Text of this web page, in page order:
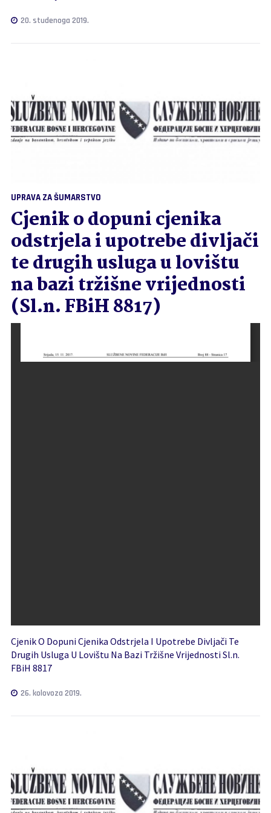
20. studenoga 2019.
UPRAVA ZA ŠUMARSTVO
Cjenik o dopuni cjenika
odstrjela i upotrebe divljači
te drugih usluga u lovištu
na bazi tržišne vrijednosti
(Sl.n. FBiH 8817)
Cjenik O Dopuni Cjenika Odstrjela I Upotrebe Divljači Te
Drugih Usluga U Lovištu Na Bazi Tržišne Vrijednosti Sl.n.
FBiH 8817
26. kolovoza 2019.